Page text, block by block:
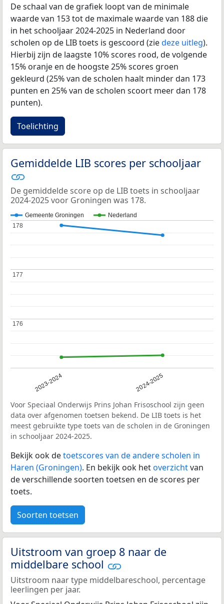
De schaal van de grafiek loopt van de minimale
waarde van 153 tot de maximale waarde van 188 die
in het schooljaar 2024-2025 in Nederland door
scholen op de LIB toets is gescoord (ziedeze uitleg).
Hierbij zijn de laagste 10% scores rood, de volgende
15% oranje en de hoogste 25% scores groen
gekleurd (25% van de scholen haalt minder dan 173
punten en 25% van de scholen scoort meer dan 178
punten).
Toelichting
Gemiddelde LIB scores per schooljaar
De gemiddelde score op de LIB toets in schooljaar
2024-2025 voor Groningen was 178.
Gemeente Groningen Nederland
2023-2024 2024-2025
176
176
177
177
178
178
Voor Speciaal Onderwijs Prins Johan Frisoschool zijn geen
data over afgenomen toetsen bekend. De LIB toets is het
meest gebruikte type toets van de scholen in de Groningen
in schooljaar 2024-2025.
Bekijk ook detoetscores van de andere scholen in
Haren (Groningen). En bekijk ook hetoverzichtvan
de verschillende soorten toetsen en de scores per
toets.
Soorten toetsen
Uitstroom van groep 8 naar de
middelbare school
Uitstroom naar type middelbareschool, percentage
leerlingen per jaar.